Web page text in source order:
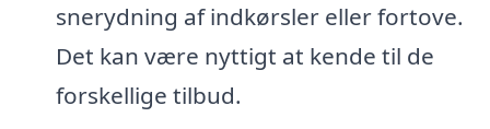
snerydning af indkørsler eller fortove.
Det kan være nyttigt at kende til de
forskellige tilbud.